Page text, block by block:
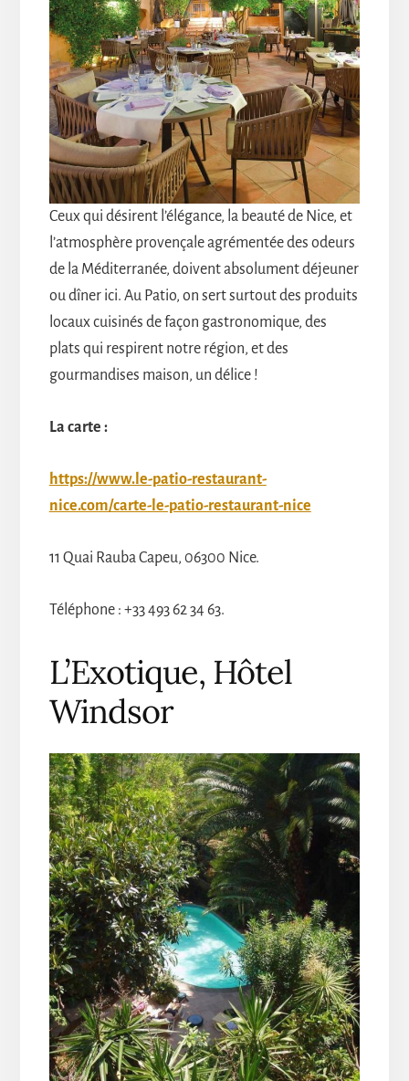
Ceux qui désirent l’élégance, la beauté de Nice, et
l’atmosphère provençale agrémentée des odeurs
de la Méditerranée, doivent absolument déjeuner
ou dîner ici. Au Patio, on sert surtout des produits
locaux cuisinés de façon gastronomique, des
plats qui respirent notre région, et des
gourmandises maison, un délice !
La carte :
https://www.le-patio-restaurant-
nice.com/carte-le-patio-restaurant-nice
11 Quai Rauba Capeu, 06300 Nice.
Téléphone : +33 493 62 34 63.
L’Exotique, Hôtel
Windsor